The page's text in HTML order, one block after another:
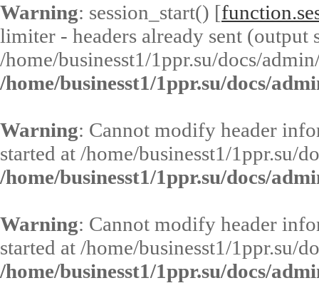
Warning: session_start() [
limiter - headers already sent (output
/home/businesst1/1ppr.su/docs/
/home/businesst1/1ppr.su/docs/
Warning: Cannot modify header
started at /home/businesst1/1ppr.su/
/home/businesst1/1ppr.su/docs/
Warning: Cannot modify header
started at /home/businesst1/1ppr.su/
/home/businesst1/1ppr.su/docs/